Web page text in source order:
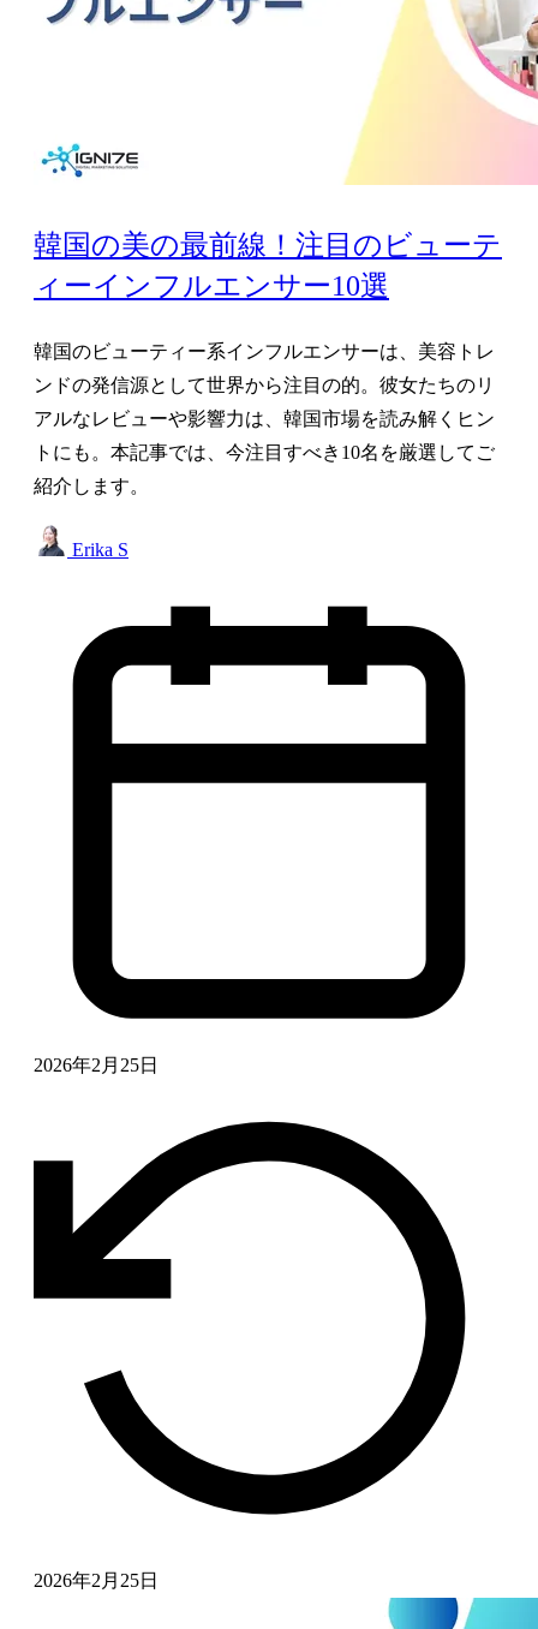
韓国の美の最前線！注目のビューテ
ィーインフルエンサー10選
韓国のビューティー系インフルエンサーは、美容トレ
ンドの発信源として世界から注目の的。彼女たちのリ
アルなレビューや影響力は、韓国市場を読み解くヒン
トにも。本記事では、今注目すべき10名を厳選してご
紹介します。
Erika S
2026年2月25日
2026年2月25日